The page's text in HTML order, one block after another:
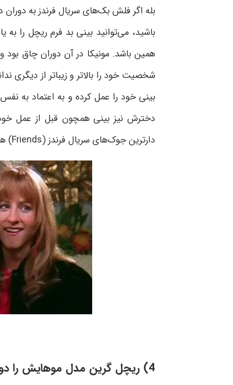
بله اگر فلش بک‌های سریال فرندز به دوران
باشید، می‌توانید بینی بد فرم ریچل را
همین باشد. مونیکا در آن دوران چاق
شخصیت خود را بالاتر و زیباتر از
بینی خود را عمل کرده و به اعتماد به
دخترش نیز بینی همچون قبل از عمل
دارترین جوک‌های سریال فرندز (Friends)
4) ریچل گرین مدل موهایش را